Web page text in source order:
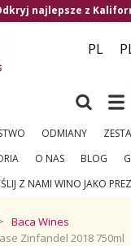
PL
ODMIANY
O NAS BLOG
Z NAMI WINO JAKO
Baca Wines
Zinfandel 2018 750ml